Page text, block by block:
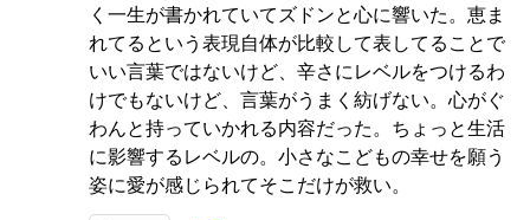
く一生が書かれていてズドンと心に響いた。恵ま
れてるという表現自体が比較して表してることで
いい言葉ではないけど、辛さにレベルをつけるわ
けでもないけど、言葉がうまく紡げない。心がぐ
わんと持っていかれる内容だった。ちょっと生活
に影響するレベルの。小さなこどもの幸せを願う
姿に愛が感じられてそこだけが救い。